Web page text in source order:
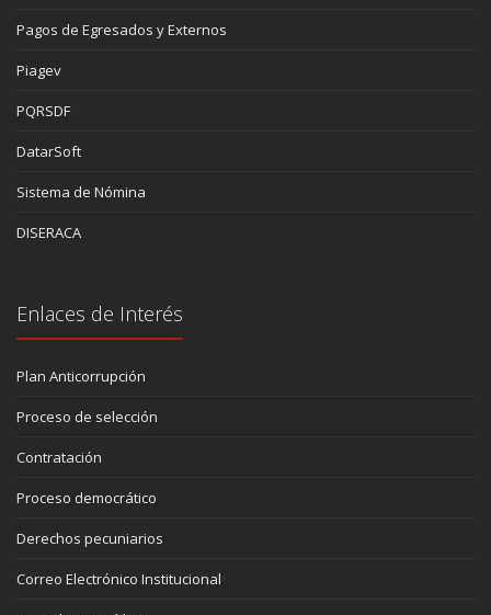
Pagos de Egresados y Externos
Piagev
PQRSDF
DatarSoft
Sistema de Nómina
DISERACA
Enlaces de Interés
Plan Anticorrupción
Proceso de selección
Contratación
Proceso democrático
Derechos pecuniarios
Correo Electrónico Institucional